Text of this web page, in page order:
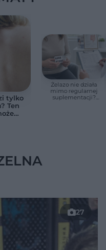
tylko
Ten
Żelazo nie działa
mimo regularnej
suplementacji?
27